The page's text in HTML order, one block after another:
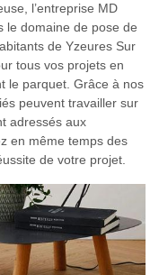
l’entreprise MD
le domaine de pose de
de Yzeures Sur
tous vos projets en
le parquet. Grâce à nos
peuvent travailler sur
adressés aux
en même temps des
de votre projet.